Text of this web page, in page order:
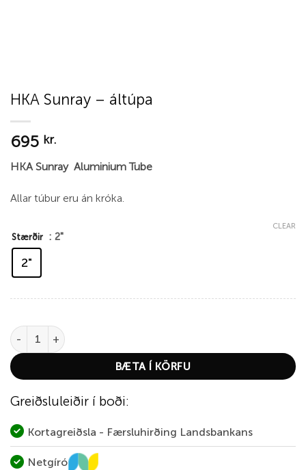
HKA Sunray – áltúpa
695 kr.
HKA Sunray Aluminium Tube
Allar túbur eru án króka.
Stærðir : 2"
2"
CLEAR
HKA Sunray - áltúpa quantity
BÆTA Í KÖRFU
Greiðsluleiðir í boði:
Kortagreiðsla - Færsluhirðing Landsbankans
Netgíró